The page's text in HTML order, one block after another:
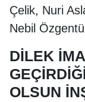
Çelik, Nuri
Nebil
DİLEK
OLSUN